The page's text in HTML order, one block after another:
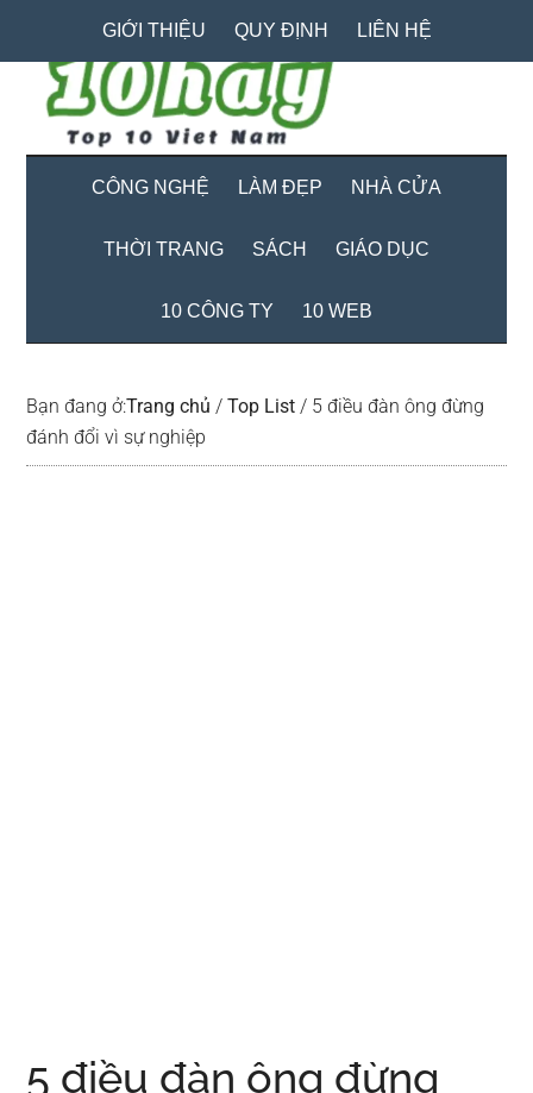
content
secondary
menu
primary
sidebar
GIỚI THIỆU QUY ĐỊNH LIÊN HỆ
CÔNG NGHỆ LÀM ĐẸP NHÀ CỬA
THỜI TRANG SÁCH GIÁO DỤC
10 CÔNG TY 10 WEB
Bạn đang ở:Trang chủ / Top List / 5 điều đàn ông đừng
đánh đổi vì sự nghiệp
5 điều đàn ông đừng